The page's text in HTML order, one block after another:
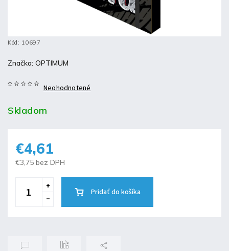
Kód: 10697
Neohodnotené
Značka: OPTIMUM
Skladom
€4,61
€3,75 bez DPH
Pridať do košíka